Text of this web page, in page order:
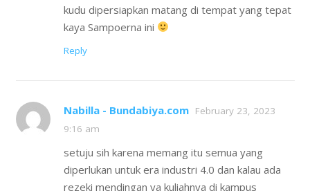
kudu dipersiapkan matang di tempat yang tepat
kaya Sampoerna ini
Reply
Nabilla - Bundabiya.com February 23, 2023
9:16 am
setuju sih karena memang itu semua yang
diperlukan untuk era industri 4.0 dan kalau ada
rezeki mendingan ya kuliahnya di kampus